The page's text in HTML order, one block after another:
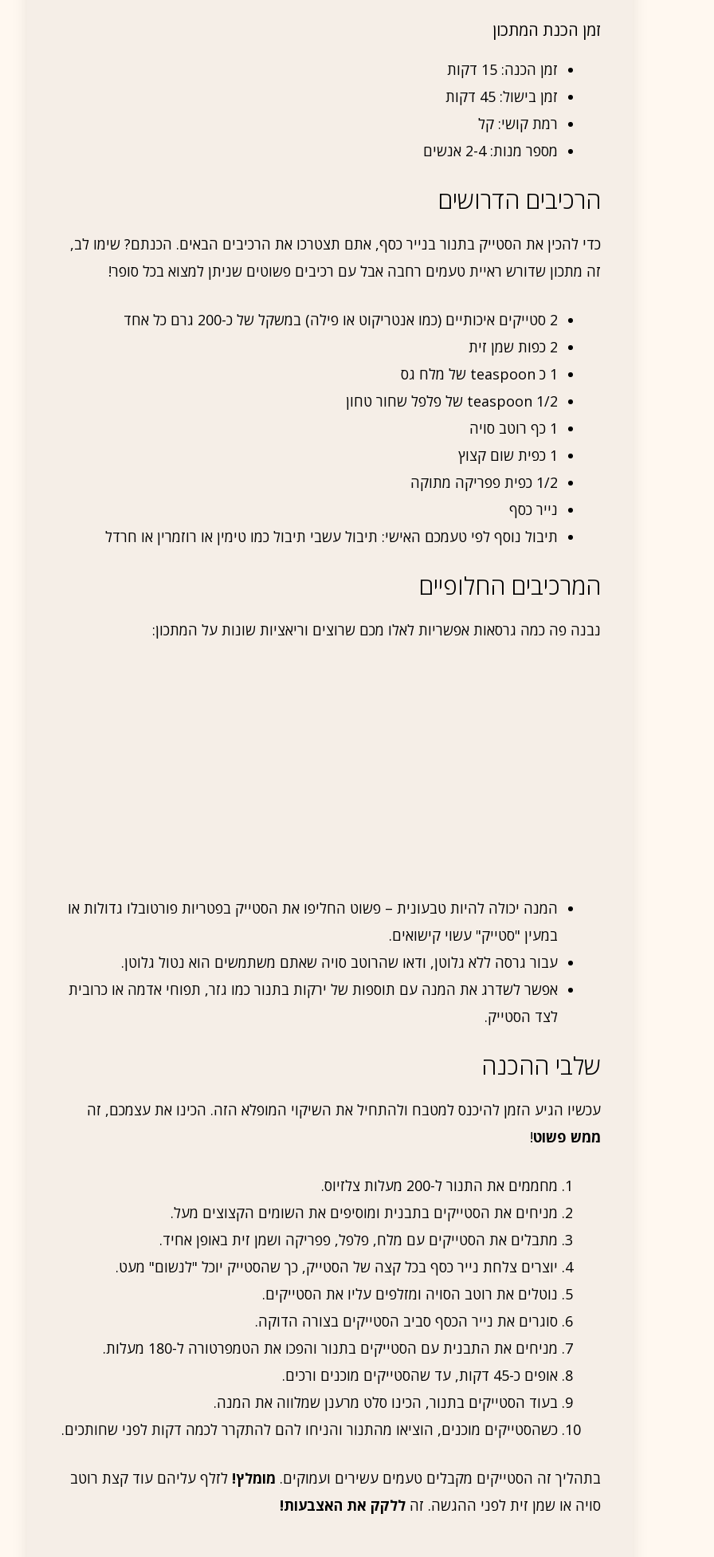
זמן הכנת המתכון
זמן הכנה: 15 דקות
זמן בישול: 45 דקות
רמת קושי: קל
מספר מנות: 2-4 אנשים
הרכיבים הדרושים
כדי להכין את הסטייק בתנור בנייר כסף, אתם תצטרכו את הרכיבים הבאים. הכנתם? שימו לב,
זה מתכון שדורש ראיית טעמים רחבה אבל עם רכיבים פשוטים שניתן למצוא בכל סופר!
2 סטייקים איכותיים (כמו אנטריקוט או פילה) במשקל של כ-200 גרם כל אחד
2 כפות שמן זית
1 כ teaspoon של מלח גס
1/2 teaspoon של פלפל שחור טחון
1 כף רוטב סויה
1 כפית שום קצוץ
1/2 כפית פפריקה מתוקה
נייר כסף
תיבול נוסף לפי טעמכם האישי: תיבול עשבי תיבול כמו טימין או רוזמרין או חרדל
המרכיבים החלופיים
נבנה פה כמה גרסאות אפשריות לאלו מכם שרוצים וריאציות שונות על המתכון:
המנה יכולה להיות טבעונית – פשוט החליפו את הסטייק בפטריות פורטובלו גדולות או
במעין "סטייק" עשוי קישואים.
עבור גרסה ללא גלוטן, ודאו שהרוטב סויה שאתם משתמשים הוא נטול גלוטן.
אפשר לשדרג את המנה עם תוספות של ירקות בתנור כמו גזר, תפוחי אדמה או כרובית
לצד הסטייק.
שלבי ההכנה
עכשיו הגיע הזמן להיכנס למטבח ולהתחיל את השיקוי המופלא הזה. הכינו את עצמכם, זה
ממש פשוט!
מחממים את התנור ל-200 מעלות צלזיוס.
מניחים את הסטייקים בתבנית ומוסיפים את השומים הקצוצים מעל.
מתבלים את הסטייקים עם מלח, פלפל, פפריקה ושמן זית באופן אחיד.
יוצרים צלחת נייר כסף בכל קצה של הסטייק, כך שהסטייק יוכל "לנשום" מעט.
נוטלים את רוטב הסויה ומזלפים עליו את הסטייקים.
סוגרים את נייר הכסף סביב הסטייקים בצורה הדוקה.
מניחים את התבנית עם הסטייקים בתנור והפכו את הטמפרטורה ל-180 מעלות.
אופים כ-45 דקות, עד שהסטייקים מוכנים ורכים.
בעוד הסטייקים בתנור, הכינו סלט מרענן שמלווה את המנה.
כשהסטייקים מוכנים, הוציאו מהתנור והניחו להם להתקרר לכמה דקות לפני שחותכים.
בתהליך זה הסטייקים מקבלים טעמים עשירים ועמוקים. מומלץ! לזלף עליהם עוד קצת רוטב
סויה או שמן זית לפני ההגשה. זה ללקק את האצבעות!